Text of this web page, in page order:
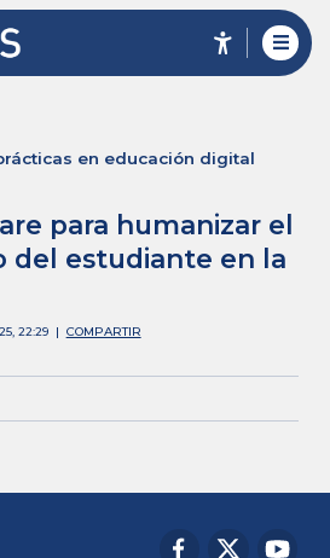
en educación digital
para humanizar el
del estudiante en la
22:29| COMPARTIR